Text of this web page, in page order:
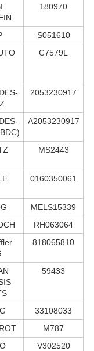
180970
S051610
C7579L
2053230917
A2053230917
MS2443
0160350061
MELS15339
RH063064
818065810
59433
33108033
M787
V302520